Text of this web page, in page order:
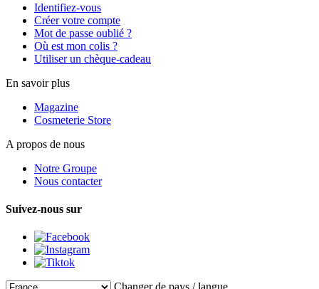
Identifiez-vous
Créer votre compte
Mot de passe oublié ?
Où est mon colis ?
Utiliser un chèque-cadeau
En savoir plus
Magazine
Cosmeterie Store
A propos de nous
Notre Groupe
Nous contacter
Suivez-nous sur